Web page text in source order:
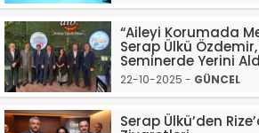
“Aileyi Korumada
Serap Ülkü
Seminerde Yerini
22-10-2025 - GÜNCEL
Serap Ülkü’den